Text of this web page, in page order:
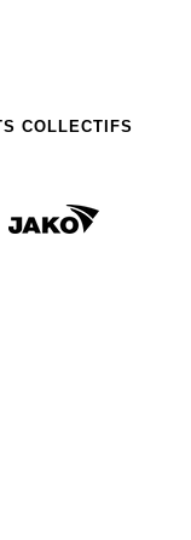
COLLECTIFS